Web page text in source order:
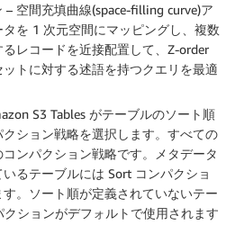
– 空間充填曲線(space-filling curve)ア
を 1 次元空間にマッピングし、複数
レコードを近接配置して、Z-order
トに対する述語を持つクエリを最適
S3 Tables がテーブルのソート順
ション戦略を選択します。すべての
ンパクション戦略です。メタデータ
るテーブルには Sort コンパクショ
。ソート順が定義されていないテー
ションがデフォルトで使用されます